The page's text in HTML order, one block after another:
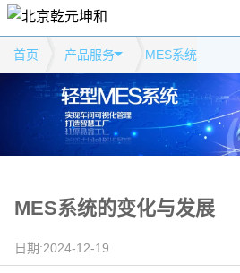
首页 产品服务 MES系统
MES系统的变化与发展
日期:2024-12-19